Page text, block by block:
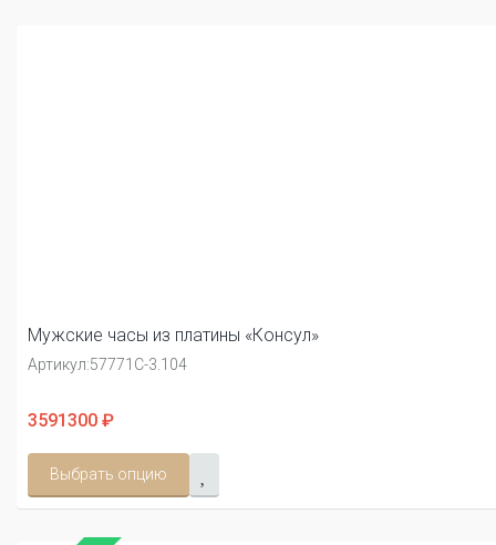
Мужские часы из платины «Консул»
Артикул:57771С-3.104
3591300 ₽
Выбрать опцию